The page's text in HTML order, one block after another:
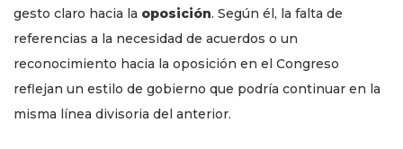
gesto claro hacia la oposición. Según él, la falta de
referencias a la necesidad de acuerdos o un
reconocimiento hacia la oposición en el Congreso
reflejan un estilo de gobierno que podría continuar en la
misma línea divisoria del anterior.